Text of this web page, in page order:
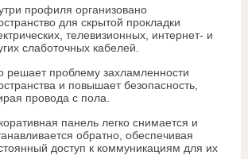
профиля организовано
для скрытой прокладки
телевизионных, интернет- и
слаботочных кабелей.
решает проблему захламленности
и повышает безопасность,
провода с пола.
панель легко снимается и
обратно, обеспечивая
доступ к коммуникациям для их